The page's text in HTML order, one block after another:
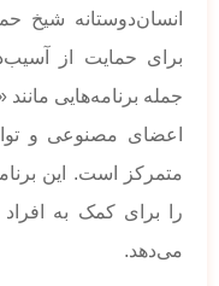
انسان‌دوستانه شیخ
برای حمایت از
اعضای مصنوعی و
متمرکز است. این
را برای کمک به
می‌دهد.